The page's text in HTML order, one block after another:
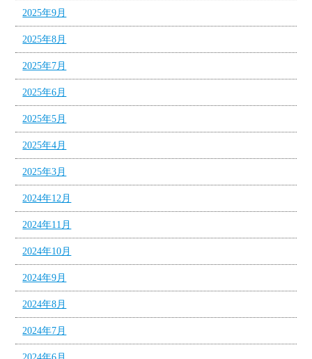
2025年9月
2025年8月
2025年7月
2025年6月
2025年5月
2025年4月
2025年3月
2024年12月
2024年11月
2024年10月
2024年9月
2024年8月
2024年7月